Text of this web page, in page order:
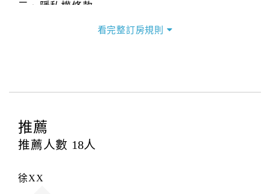
三、隱私權條款
本官網提供簡單又安全的交易環境，在進行訂購前，需
四、其他(未滿18歲入住說明)
其監護人閱讀、了解並同意所有契約內容與規則，方可
繼續後續訂購流程，當使用者繼續使用本網站訂房時，
即認定其監護人已閱讀、了解並同意接受所有契約內容
．未滿18歲之使用者無法單獨住宿，一經查獲可拒絕
看完整訂房規則
推薦
推薦人數 18人
徐XX